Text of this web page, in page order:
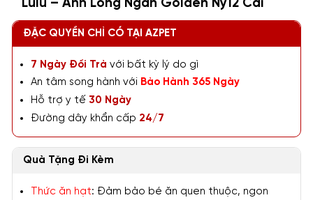
Lulu – Anh Lông Ngắn Golden Ny12 Cái
ĐẶC QUYỀN CHỈ CÓ TẠI AZPET
7 Ngày Đổi Trả với bất kỳ lý do gì
An tâm song hành với Bảo Hành 365 Ngày
Hỗ trợ y tế 30 Ngày
Đường dây khẩn cấp 24/7
Quà Tặng Đi Kèm
Thức ăn hạt: Đảm bảo bé ăn quen thuộc, ngon